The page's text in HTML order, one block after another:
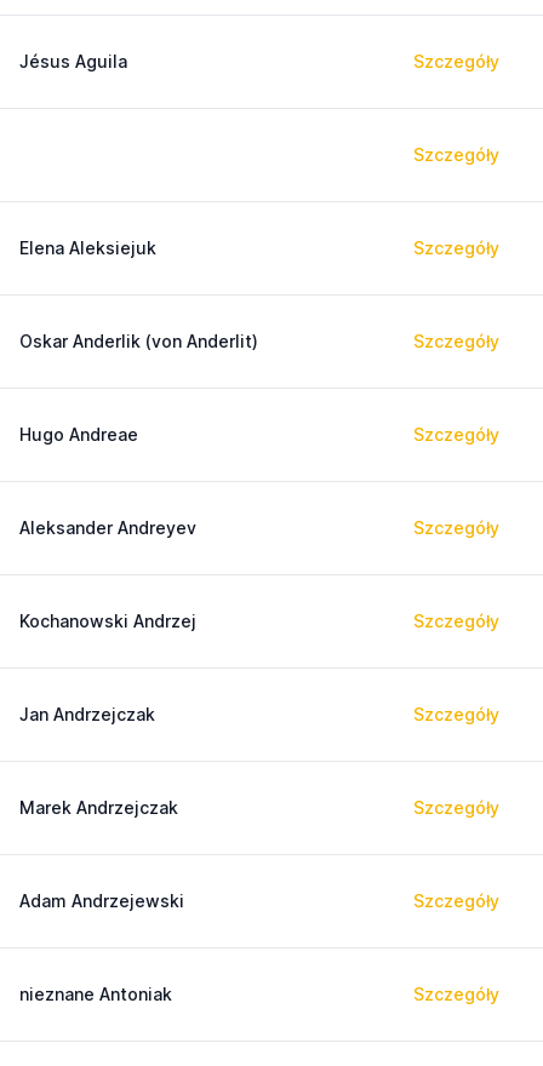
Jésus Aguila Szczegóły
Szczegóły
Elena Aleksiejuk Szczegóły
Oskar Anderlik (von Anderlit) Szczegóły
Hugo Andreae Szczegóły
Aleksander Andreyev Szczegóły
Kochanowski Andrzej Szczegóły
Jan Andrzejczak Szczegóły
Marek Andrzejczak Szczegóły
Adam Andrzejewski Szczegóły
nieznane Antoniak Szczegóły